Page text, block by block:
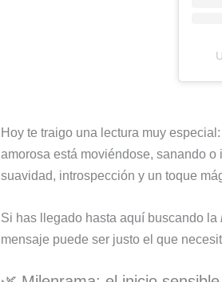
Hoy te traigo una lectura muy
amorosa está moviéndose, sanando
suavidad, introspección y un toque
Si has llegado hasta aquí buscando la
mensaje puede ser justo el que